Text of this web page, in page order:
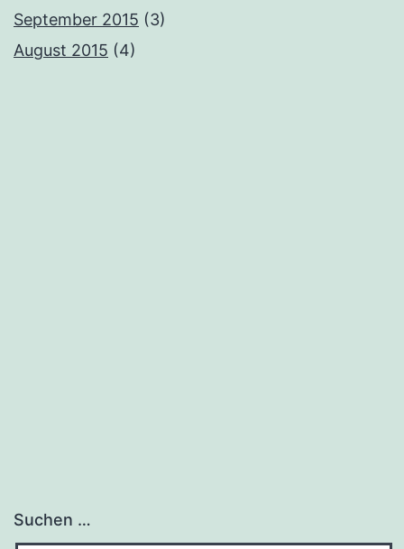
September 2015 (3)
August 2015 (4)
Suchen …